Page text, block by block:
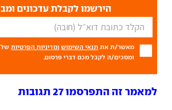
הירשמו לקבלת עדכונים
מאשר/ת את תנאי השימוש ומדיניות הפרטיות
ומסכים/ה לקבל מכם דברי פרסום.
למאמר זה התפרסמו 27 תגובות